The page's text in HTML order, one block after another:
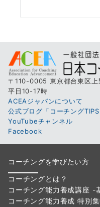
〒110-0005 東京都台東区
平日10-17時
ACEAジャパンについて
公式ブログ「コーチングTIPS
YouTubeチャンネル
Facebook
コーチングを学びたい方
コーチングとは？
コーチング能力養成講座 -
コーチング能力養成 特別